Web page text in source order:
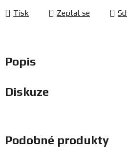
Tisk Zeptat se
Popis
Diskuze
Podobné produkty